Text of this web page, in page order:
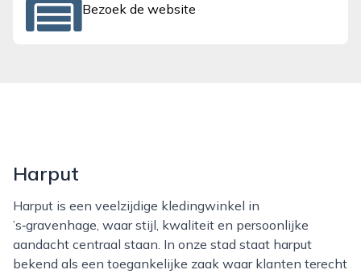
Bezoek de website
Harput
Harput is een veelzijdige kledingwinkel in
’s‑gravenhage, waar stijl, kwaliteit en persoonlijke
aandacht centraal staan. In onze stad staat harput
bekend als een toegankelijke zaak waar klanten terecht